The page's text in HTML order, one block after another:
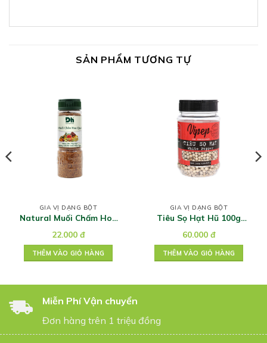
SẢN PHẨM TƯƠNG TỰ
GIA VỊ DẠNG BỘT
Natural Muối Chấm Hoa
22.000 đ
THÊM VÀO GIỎ HÀNG
GIA VỊ DẠNG BỘT
Tiêu Sọ Hạt Hũ 100g
60.000 đ
THÊM VÀO GIỎ HÀNG
Miễn Phí Vận chuyển
Đơn hàng trên 1 triệu đồng